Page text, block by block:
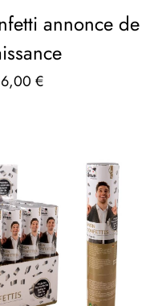
annonce de
6,00 €